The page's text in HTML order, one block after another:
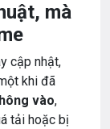
mà
cập nhật,
khi đã
vào,
tải hoặc bị